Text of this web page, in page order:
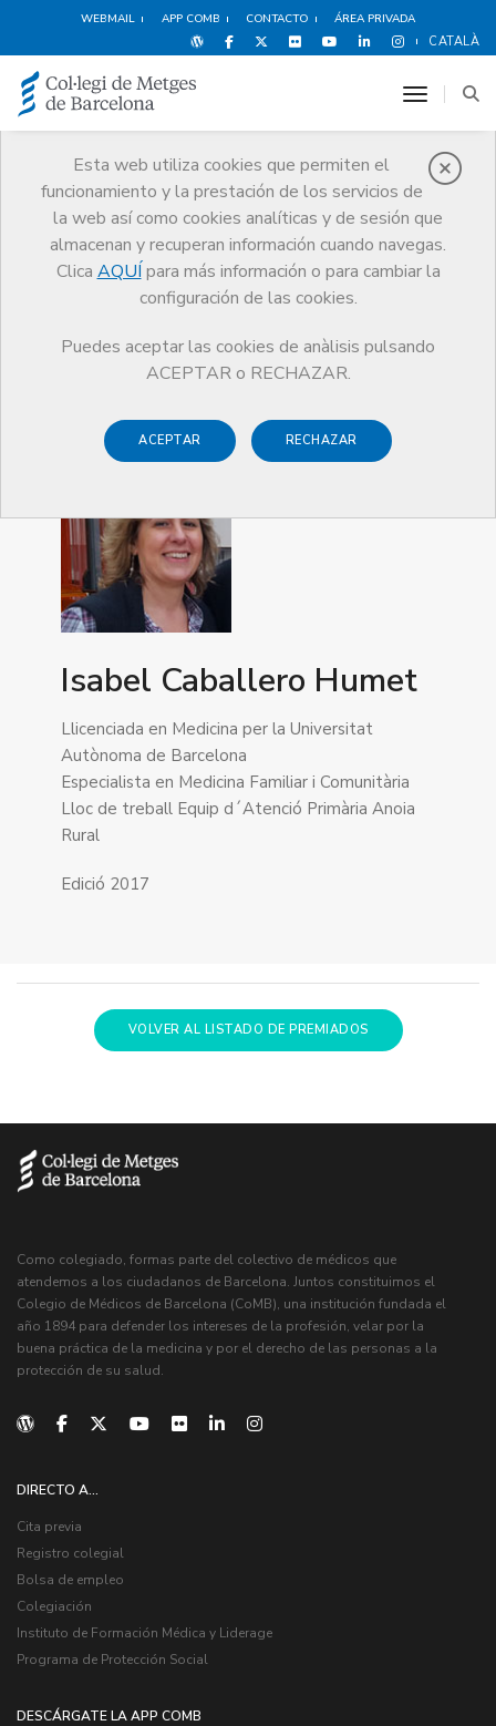
WEBMAIL APP COMB CONTACTO ÁREA PRIVADA
CATALÀ
Esta web utiliza cookies que permiten el
funcionamiento y la prestación de los servicios de
la web así como cookies analíticas y de sesión que
almacenan y recuperan información cuando navegas.
Clica AQUÍ para más información o para cambiar la
configuración de las cookies.
Puedes aceptar las cookies de anàlisis pulsando
ACEPTAR o RECHAZAR.
ACEPTAR RECHAZAR
toggle
Premios
El CoMB Guardonat Edició 2017
Guardonat Edició 2017
Isabel Caballero Humet
Llicenciada en Medicina per la Universitat
Autònoma de Barcelona
Especialista en Medicina Familiar i Comunitària
Lloc de treball Equip d´Atenció Primària Anoia
Rural
Edició 2017
VOLVER AL LISTADO DE PREMIADOS
Como colegiado, formas parte del colectivo de médicos que
atendemos a los ciudadanos de Barcelona. Juntos constituimos el
Colegio de Médicos de Barcelona (CoMB), una institución fundada el
año 1894 para defender los intereses de la profesión, velar por la
buena práctica de la medicina y por el derecho de las personas a la
protección de su salud.
DIRECTO A...
Cita previa
Registro colegial
Bolsa de empleo
Colegiación
Instituto de Formación Médica y Liderage
Programa de Protección Social
DESCÁRGATE LA APP COMB